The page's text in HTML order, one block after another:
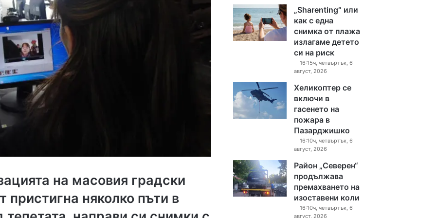
на масовия градски
пристигна няколко пъти в
„Sharenting“ или
как с една
снимка от плажа
излагаме детето
си на риск
16:15ч, четвъртък, 6
август, 2026
Хеликоптер се
включи в
гасенето на
пожара в
Пазарджишко
16:10ч, четвъртък, 6
август, 2026
Район „Северен“
продължава
премахването на
изоставени коли
16:10ч, четвъртък, 6
август, 2026